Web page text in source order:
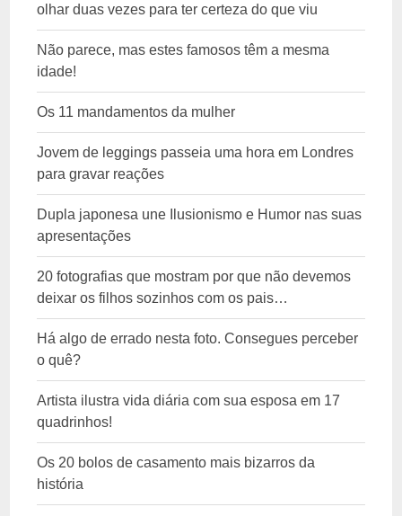
olhar duas vezes para ter certeza do que viu
Não parece, mas estes famosos têm a mesma
idade!
Os 11 mandamentos da mulher
Jovem de leggings passeia uma hora em Londres
para gravar reações
Dupla japonesa une Ilusionismo e Humor nas suas
apresentações
20 fotografias que mostram por que não devemos
deixar os filhos sozinhos com os pais…
Há algo de errado nesta foto. Consegues perceber
o quê?
Artista ilustra vida diária com sua esposa em 17
quadrinhos!
Os 20 bolos de casamento mais bizarros da
história